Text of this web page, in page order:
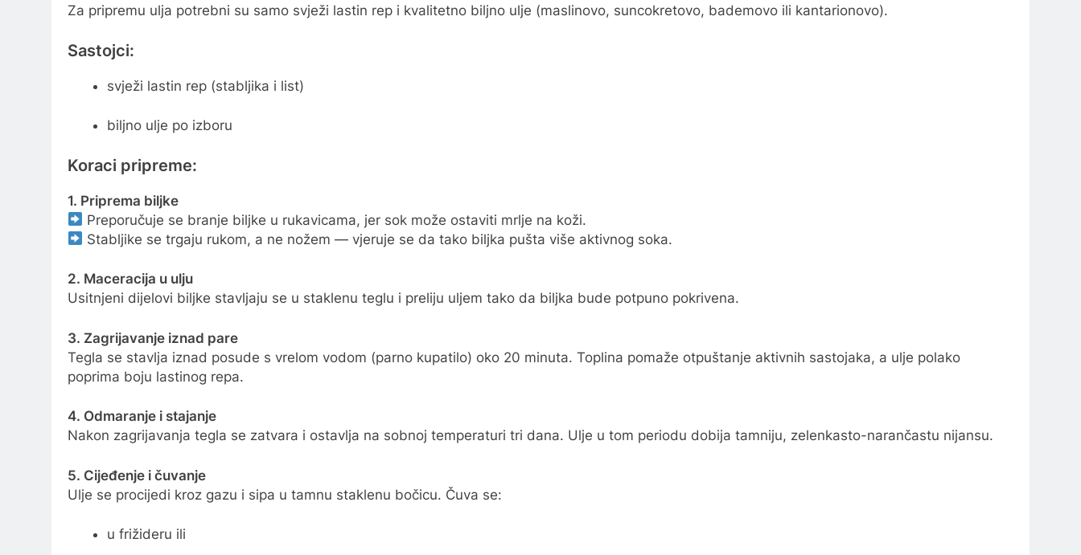
Za pripremu ulja potrebni su samo svježi lastin rep i kvalitetno biljno ulje (maslinovo, suncokretovo, bademovo ili kantarionovo).
Sastojci:
svježi lastin rep (stabljika i list)
biljno ulje po izboru
Koraci pripreme:
1. Priprema biljke
Preporučuje se branje biljke u rukavicama, jer sok može ostaviti mrlje na koži.
Stabljike se trgaju rukom, a ne nožem — vjeruje se da tako biljka pušta više aktivnog soka.
2. Maceracija u ulju
Usitnjeni dijelovi biljke stavljaju se u staklenu teglu i preliju uljem tako da biljka bude potpuno pokrivena.
3. Zagrijavanje iznad pare
Tegla se stavlja iznad posude s vrelom vodom (parno kupatilo) oko 20 minuta. Toplina pomaže otpuštanje aktivnih sastojaka, a ulje polako
poprima boju lastinog repa.
4. Odmaranje i stajanje
Nakon zagrijavanja tegla se zatvara i ostavlja na sobnoj temperaturi tri dana. Ulje u tom periodu dobija tamniju, zelenkasto-narančastu nijansu.
5. Cijeđenje i čuvanje
Ulje se procijedi kroz gazu i sipa u tamnu staklenu bočicu. Čuva se:
u frižideru ili